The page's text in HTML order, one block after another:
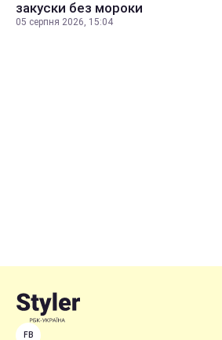
закуски без мороки
05 серпня 2026, 15:04
FB